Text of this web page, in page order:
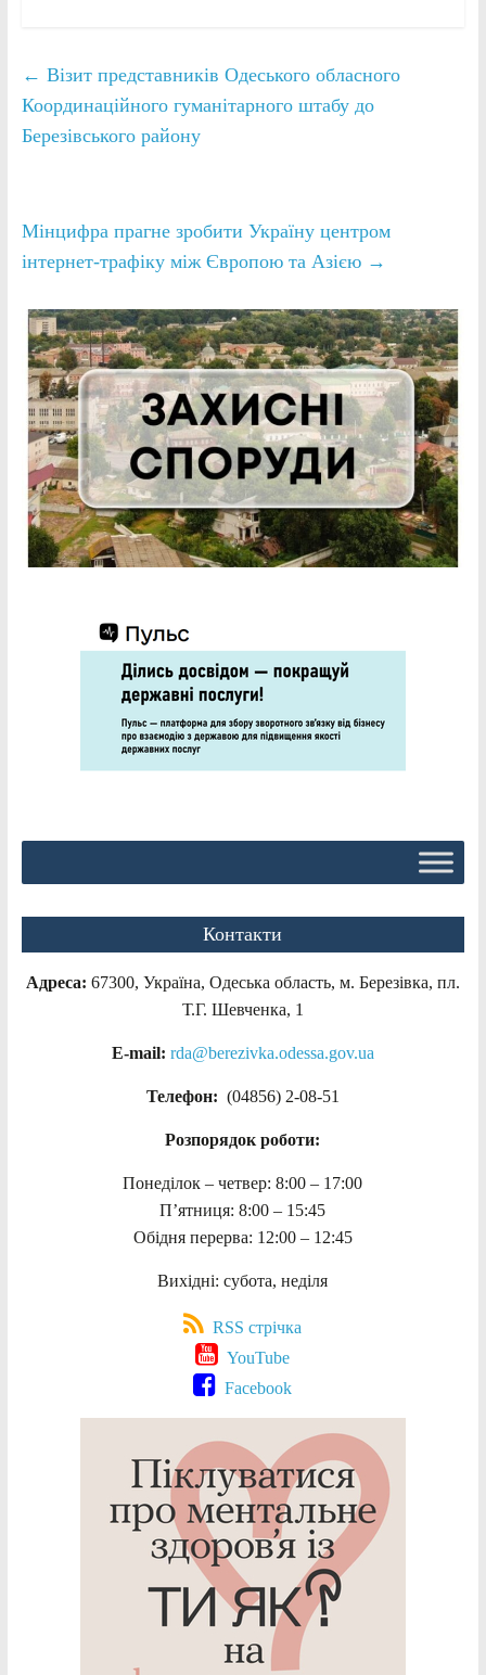
← Візит представників Одеського обласного
Координаційного гуманітарного штабу до
Березівського району
Мінцифра прагне зробити Україну центром
інтернет-трафіку між Європою та Азією →
Контакти
Адреса: 67300, Україна, Одеська область, м. Березівка, пл.
Т.Г. Шевченка, 1
E-mail: rda@berezivka.odessa.gov.ua
Телефон: (04856) 2-08-51
Розпорядок роботи:
Понеділок – четвер: 8:00 – 17:00
П’ятниця: 8:00 – 15:45
Обідня перерва: 12:00 – 12:45
Вихідні: субота, неділя
RSS стрічка
YouTube
Facebook